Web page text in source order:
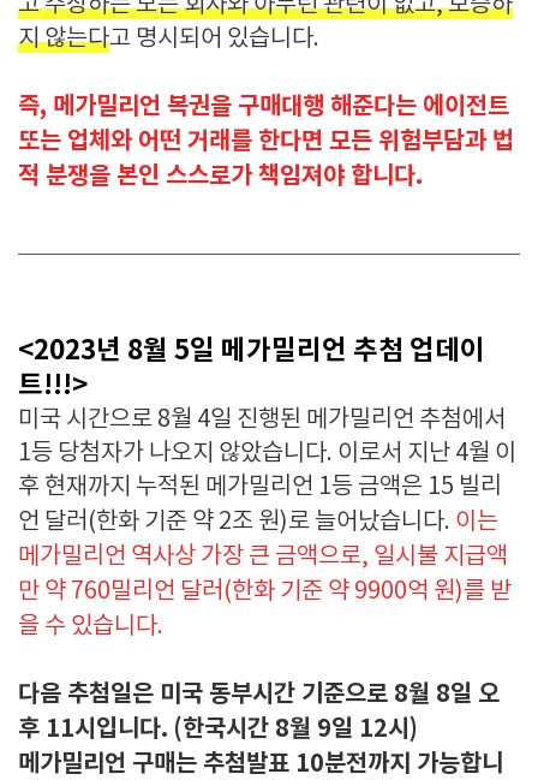
지 않는다고 명시되어 있습니다.
즉, 메가밀리언 복권을 구매대행 해준다는 에이전트
또는 업체와 어떤 거래를 한다면 모든 위험부담과 법
적 분쟁을 본인 스스로가 책임져야 합니다.
<2023년 8월 5일 메가밀리언 추첨 업데이
트!!!>
미국 시간으로 8월 4일 진행된 메가밀리언 추첨에서
1등 당첨자가 나오지 않았습니다. 이로서 지난 4월 이
후 현재까지 누적된 메가밀리언 1등 금액은 15 빌리
언 달러(한화 기준 약 2조 원)로 늘어났습니다. 이는
메가밀리언 역사상 가장 큰 금액으로, 일시불 지급액
만 약 760밀리언 달러(한화 기준 약 9900억 원)를 받
을 수 있습니다.
다음 추첨일은 미국 동부시간 기준으로 8월 8일 오
후 11시입니다. (한국시간 8월 9일 12시)
메가밀리언 구매는 추첨발표 10분전까지 가능합니